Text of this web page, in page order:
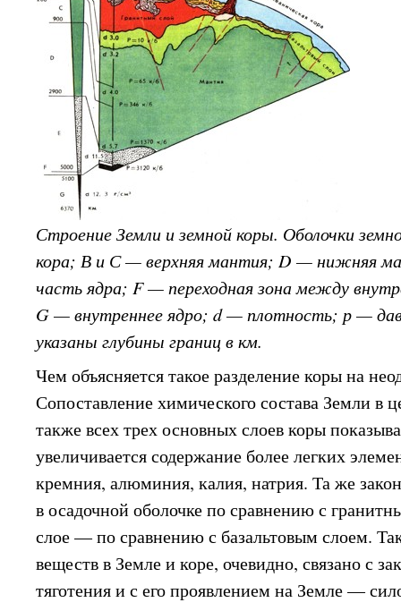
Строение Земли и земной коры. Оболочки
кора; В и С — верхняя мантия; D — нижняя
часть ядра; F — переходная зона между
G — внутреннее ядро; d — плотность; р —
указаны глубины границ в км.
Чем объясняется такое разделение коры на
Сопоставление химического состава Земли в
также всех трех основных слоев коры
увеличивается содержание более легких
кремния, алюминия, калия, натрия. Та же
в осадочной оболочке по сравнению с
слое — по сравнению с базальтовым слоем.
веществ в Земле и коре, очевидно, связано с
тяготения и с его проявлением на Земле —